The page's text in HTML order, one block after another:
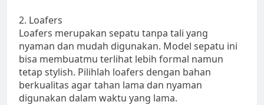
2. Loafers
Loafers merupakan sepatu tanpa tali yang
nyaman dan mudah digunakan. Model sepatu ini
bisa membuatmu terlihat lebih formal namun
tetap stylish. Pilihlah loafers dengan bahan
berkualitas agar tahan lama dan nyaman
digunakan dalam waktu yang lama.